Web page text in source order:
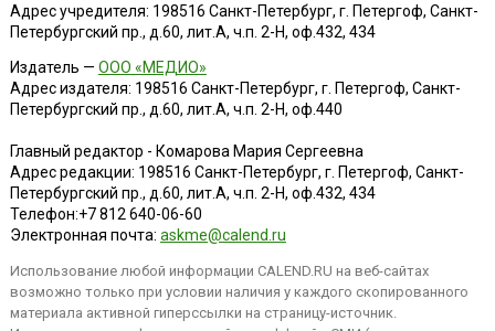
Адрес учредителя: 198516 Санкт-Петербург, г. Петергоф, Санкт-
Петербургский пр., д.60, лит.А, ч.п. 2-Н, оф.432, 434
Издатель — ООО «МЕДИО»
Адрес издателя: 198516 Санкт-Петербург, г. Петергоф, Санкт-
Петербургский пр., д.60, лит.А, ч.п. 2-Н, оф.440
Главный редактор - Комарова Мария Сергеевна
Адрес редакции: 198516 Санкт-Петербург, г. Петергоф, Санкт-
Петербургский пр., д.60, лит.А, ч.п. 2-Н, оф.432, 434
Телефон:+7 812 640-06-60
Электронная почта: askme@calend.ru
Использование любой информации CALEND.RU на веб-сайтах
возможно только при условии наличия у каждого скопированного
материала активной гиперссылки на страницу-источник.